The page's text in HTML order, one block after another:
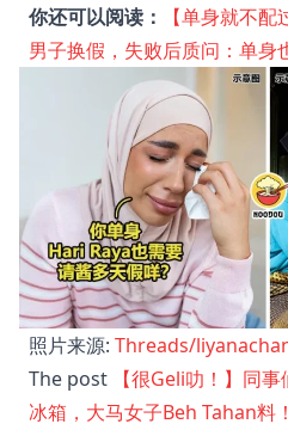
你还可以阅读：
【单身就不
男子换假，失败后质问：单身
照片来源: Threads/
The post
【很Geli叻！】同
冰箱，大马女子Beh Tahan料！